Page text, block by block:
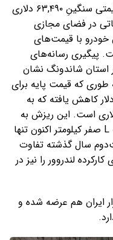
رنجروور ایووک L در ابتدا با برچسب قیمتی سنگینِ ۶۳,۴۹۰ دلاری
در فضای مجازی
با قیمت‌های
داشت. پیگیری رسانه‌های
استان شاندونگ نشان
طوری که قیمت پایه برای
خرید نقدی این شاسی‌بلند به ۲۹,۵۴۵ دلار کاهش یافته که به
یک تخفیف بی‌سابقه ۳۳,۹۴۵ دلاری است. این ریزش به
قدری شدید است که قیمت یک ایووک L صفر کیلومتر اکنون تنها
سال گذشته تفاوت
لندروور را نیز در
ایران هم عرضه شده و